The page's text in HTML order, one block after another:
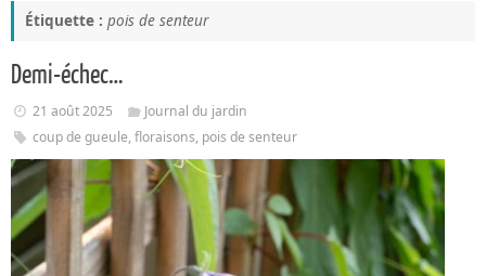
Étiquette : pois de senteur
Demi-échec…
21 août 2025
Journal du jardin
coup de gueule, floraisons, pois de senteur